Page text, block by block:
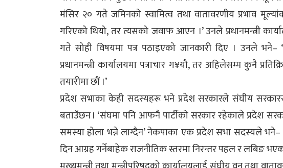
मंसिर २० गते जमिनको स्वामित्व तथा वातावरणीय प्रभाव
गरिएको थियो, तर त्यसको जवाफ आएन ।’ उनले प्रधानमन्त्री
गते सोही विषयमा पत्र पठाइएको जानकारी दिए । उनले
प्रधानमन्त्री कार्यालयमा पत्राचार ग¥यौ, तर अहिलेसम्म कुनै
तयारीमा छौं ।’
प्रदेश सभाका केही सदस्यहरू भने प्रदेश सरकारले संघीय
बताउँछन । ‘संघमा पनि आफनै पार्टीको सरकार रहेकाले प्रदेश
समस्या होला भन्ने लाग्दैन’ नेकपाका एक प्रदेश सभा सदस्यले भने–
दिन आग्रह गर्नेबाहेक राजनीतिक स्तरमा निरन्तर पहल र लबिङ